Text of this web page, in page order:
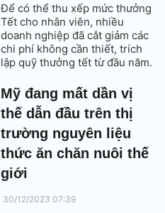
Để có thể thu xếp mức thưởng
Tết cho nhân viên, nhiều
doanh nghiệp đã cắt giảm các
chi phí không cần thiết, trích
lập quỹ thưởng tết từ đầu năm.
Mỹ đang mất dần vị
thế dẫn đầu trên thị
trường nguyên liệu
thức ăn chăn nuôi thế
giới
30/12/2023 07:39